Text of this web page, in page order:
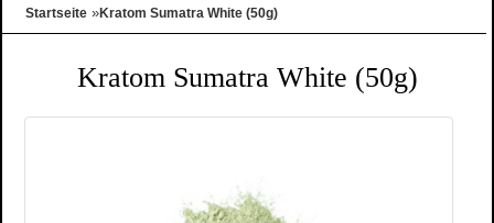
Startseite »Kratom Sumatra White (50g)
Kratom Sumatra White (50g)